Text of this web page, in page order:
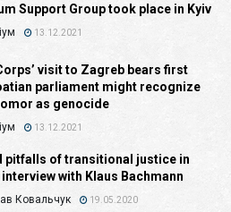
Support Group took place in Kyiv
13.12.2021
visit to Zagreb bears first
parliament might recognize
as genocide
13.12.2021
pitfalls of transitional justice in
with Klaus Bachmann
Ковальчук 19.05.2020